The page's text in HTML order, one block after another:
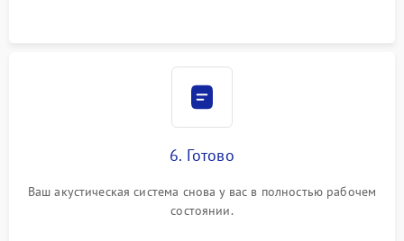
6. Готово
Ваш акустическая система снова у вас в полностью рабочем
состоянии.